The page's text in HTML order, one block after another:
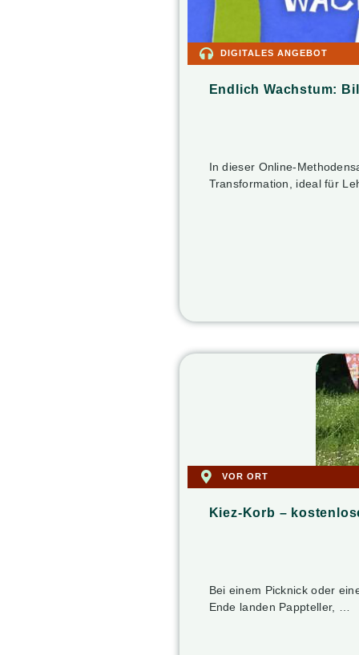
DIGITALES ANGEBOT
Endlich Wachstum:
In dieser Online-
Transformation, ideal für
VOR ORT
Kiez-Korb –
Bei einem Picknick oder
Ende landen Pappteller, …